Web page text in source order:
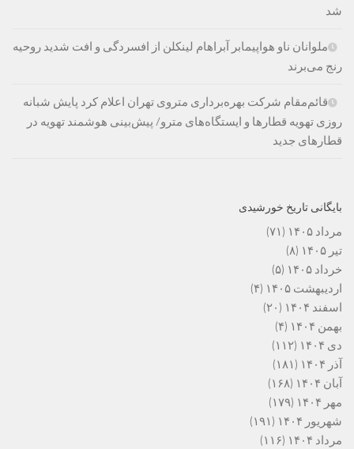
شد
ملوانان ناو هواپیمابر آبراهام لینکلن از افسردگی و افت شدید روحیه
رنج می‌برند
قائم‌مقام شرکت بهره‌برداری متروی تهران اعلام کرد پایش شبانه
روزی تهویه قطارها و ایستگاه‌های مترو/ پیش‌بینی هوشمند تهویه در
قطارهای جدید
بایگانی تاریخ خورشیدی
مرداد ۱۴۰۵
(۷۱)
تیر ۱۴۰۵
(۸)
خرداد ۱۴۰۵
(۵)
اردیبهشت ۱۴۰۵
(۴)
اسفند ۱۴۰۴
(۲۰)
بهمن ۱۴۰۴
(۴)
دی ۱۴۰۴
(۱۱۲)
آذر ۱۴۰۴
(۱۸۱)
آبان ۱۴۰۴
(۱۶۸)
مهر ۱۴۰۴
(۱۷۹)
شهریور ۱۴۰۴
(۱۹۱)
مرداد ۱۴۰۴
(۱۱۶)